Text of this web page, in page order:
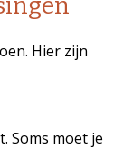
Hier zijn
Soms moet je